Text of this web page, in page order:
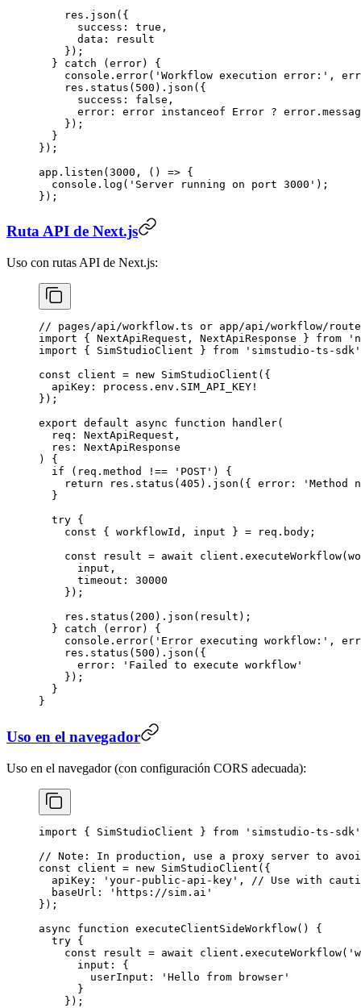
    res.
json ({
      success:
true ,
      data: result
    });
  }
catch (error) {
    console.
error( 'Workflow execution error:' ,
    res.
status ( 500 ). json ({
      success:
false ,
      error: error
instanceof Error ?
    });
  }
});
app. listen (3000 , () => {
  console.
log ( 'Server running on port 3000' );
});
Ruta API de Next.js
Uso con rutas API de Next.js:
// pages/api/workflow.ts or app/api/workflow/
import { NextApiRequest, NextApiResponse } from
import { SimStudioClient } from 'simstudio-ts-sdk'
const client = new SimStudioClient ({
  apiKey: process.env.
SIM_API_KEY !
});
export default async function handler(
  req
: NextApiRequest ,
  res
:
NextApiResponse
) {
  if
(req.method !== 'POST' ) {
    return
res. status ( 405 ). json ({ error:
'Method
  }
  try
{
    const
{ workflowId , input } = req.body;
    const
result = await client. executeWorkflow
      input,
      timeout:
30000
    });
    res.
status ( 200 ). json (result);
  }
catch (error) {
    console.
error( 'Error executing workflow:' ,
    res.
status ( 500 ). json ({
      error:
'Failed to execute workflow'
    });
  }
}
Uso en el navegador
Uso en el navegador (con configuración CORS adecuada):
import { SimStudioClient } from 'simstudio-ts-sdk'
// Note: In production, use a proxy server to
const client = new SimStudioClient ({
  apiKey:
'your-public-api-key' ,
// Use with
  baseUrl:
'https://sim.ai'
});
async function executeClientSideWorkflow() {
  try
{
    const
result = await client. executeWorkflow(
      input: {
        userInput:
'Hello from browser'
      }
    });